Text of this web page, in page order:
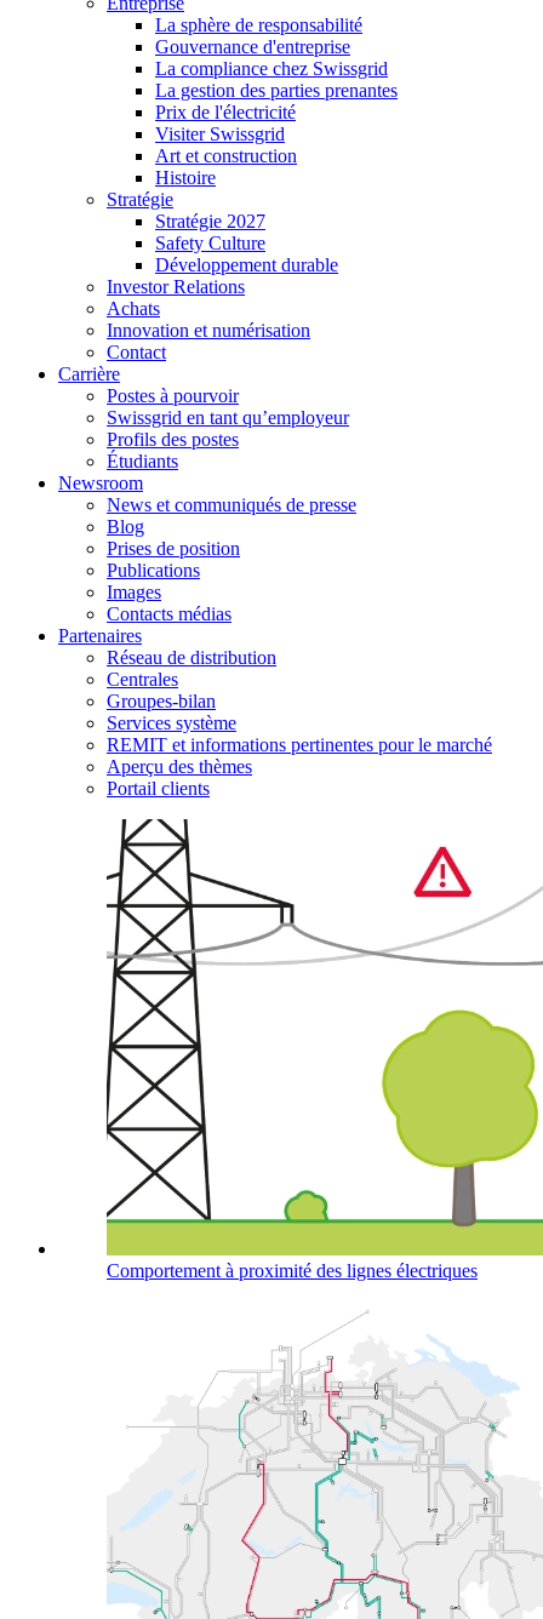
La sphère de responsabilité
Gouvernance d'entreprise
La compliance chez Swissgrid
La gestion des parties prenantes
Prix de l'électricité
Visiter Swissgrid
Art et construction
Histoire
Stratégie
Stratégie 2027
Safety Culture
Développement durable
Investor Relations
Achats
Innovation et numérisation
Contact
Carrière
Postes à pourvoir
Swissgrid en tant qu’employeur
Profils des postes
Étudiants
Newsroom
News et communiqués de presse
Blog
Prises de position
Publications
Images
Contacts médias
Partenaires
Réseau de distribution
Centrales
Groupes-bilan
Services système
REMIT et informations pertinentes pour le marché
Aperçu des thèmes
Portail clients
Comportement à proximité des lignes électriques